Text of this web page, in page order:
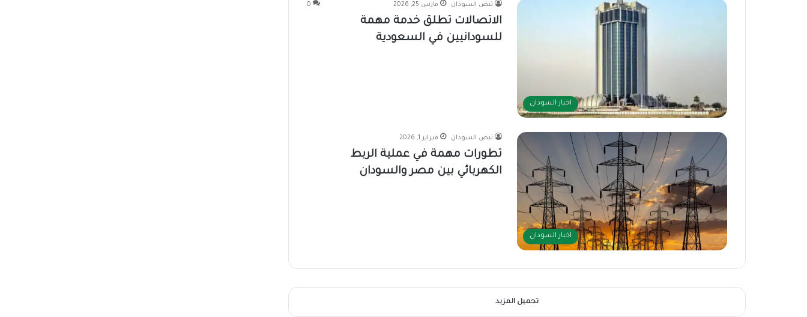
اخبار السودان
نبض السودان مارس 25, 2026 0
الاتصالات تطلق خدمة مهمة
للسودانيين في السعودية
اخبار السودان
نبض السودان فبراير 1, 2026
تطورات مهمة في عملية الربط
الكهربائي بين مصر والسودان
تحميل المزيد